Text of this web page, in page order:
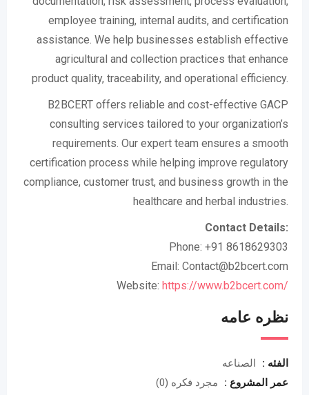
employee training, internal audits, and certification
assistance. We help businesses establish effective
agricultural and collection practices that enhance
product quality, traceability, and operational efficiency.
B2BCERT offers reliable and cost-effective GACP
consulting services tailored to your organization’s
requirements. Our expert team ensures a smooth
certification process while helping improve regulatory
compliance, customer trust, and business growth in the
healthcare and herbal industries.
Contact Details:
Phone: +91 8618629303
Email: Contact@b2bcert.com
Website: https://www.b2bcert.com/
نظره عامه
الفئه :
الصناعه
عمر المشروع :
مجرد فكره (0)